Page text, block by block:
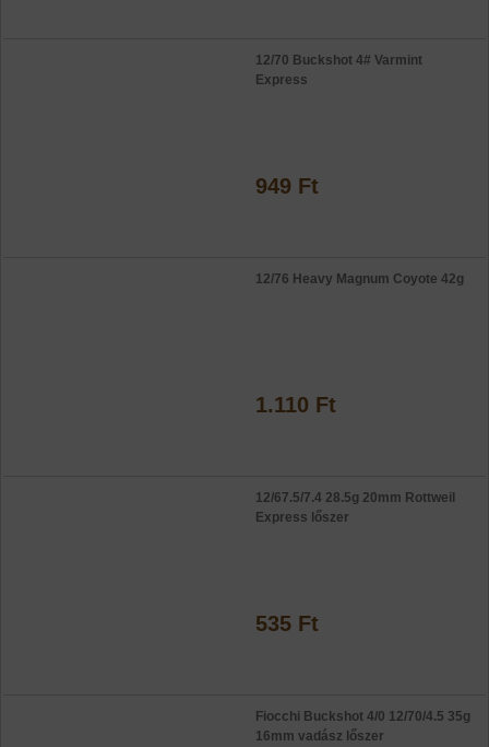
12/70 Buckshot 4# Varmint
Express
949 Ft
12/76 Heavy Magnum Coyote 42g
1.110 Ft
12/67.5/7.4 28.5g 20mm Rottweil
Express lőszer
535 Ft
Fiocchi Buckshot 4/0 12/70/4.5 35g
16mm vadász lőszer